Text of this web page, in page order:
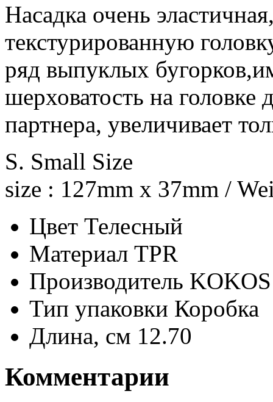
Насадка очень
текстурированную
ряд выпуклых
шерховатость на
партнера, увеличивает
S. Small Size
size : 127mm x 37mm /
Цвет Телесный
Материал TPR
Производитель
Тип упаковки Коробка
Длина, см 12.70
Комментарии